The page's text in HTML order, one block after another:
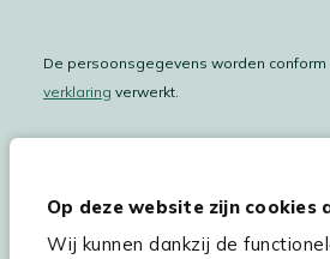
Op deze website zijn cookies
Wij kunnen dankzij de
De persoonsgegevens worden conform
verklaring verwerkt.
Hulp & service